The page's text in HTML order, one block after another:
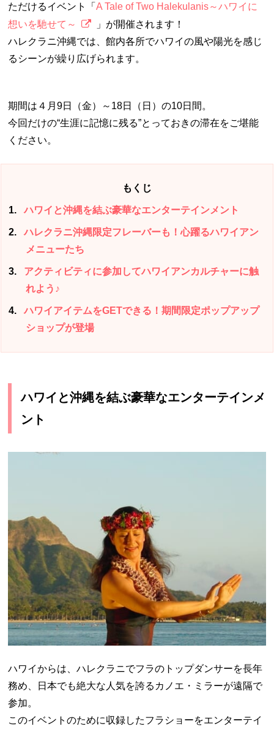
ただけるイベント「A Tale of Two Halekulanis～ハワイに
想いを馳せて～
」 が開催されます！
ハレクラニ沖縄では、館内各所でハワイの風や陽光を感じ
るシーンが繰り広げられます。
期間は４月9日（金）～ 18日（日）の10日間。
今回だけの“生涯に記憶に残る”とっておきの滞在をご堪能
ください。
もくじ
1 ハワイと沖縄を結ぶ豪華なエンターテインメント
2
ハレクラニ沖縄限定フレーバーも！心躍るハワイアン
メニューたち
3
アクティビティに参加してハワイアンカルチャーに触
れよう♪
4
ハワイアイテムをGETできる！期間限定ポップアップ
ショップが登場
ハワイと沖縄を結ぶ豪華なエンターテインメ
ント
ハワイからは、ハレクラニでフラのトップダンサーを長年
務め、日本でも絶大な人気を誇るカノエ・ミラーが遠隔で
参加。
このイベントのために収録したフラショーをエンターテイ